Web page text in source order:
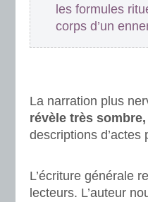
les formules
corps d’un
La narration plus
révèle très
descriptions d’actes
L’écriture générale
lecteurs. L’auteur